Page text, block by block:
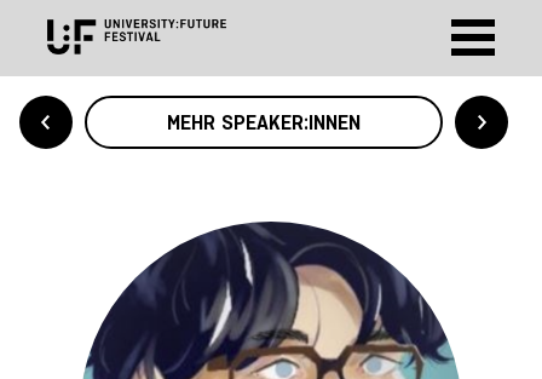
MEHR SPEAKER:INNEN